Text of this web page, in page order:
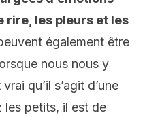
rire, les pleurs et les
également être
nous nous y
qu’il s’agit d’une
les petits, il est de